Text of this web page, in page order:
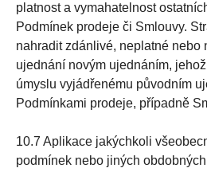
platnost a vymahatelnost
Podmínek prodeje či Smlouvy.
nahradit zdánlivé, neplatné nebo
ujednání novým ujednáním,
úmyslu vyjádřenému původním
Podmínkami prodeje, případně
10.7 Aplikace jakýchkoli
podmínek nebo jiných